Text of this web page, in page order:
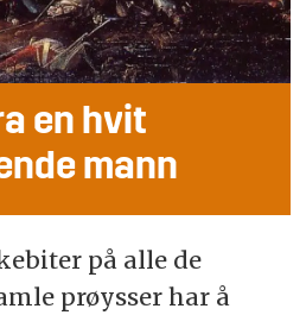
en hvit
mann
på alle de
prøysser har å